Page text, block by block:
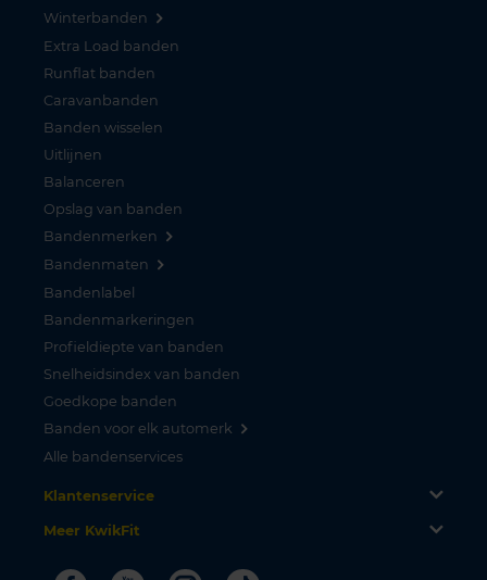
Winterbanden
Extra Load banden
Runflat banden
Caravanbanden
Banden wisselen
Uitlijnen
Balanceren
Opslag van banden
Bandenmerken
Bandenmaten
Bandenlabel
Bandenmarkeringen
Profieldiepte van banden
Snelheidsindex van banden
Goedkope banden
Banden voor elk automerk
Alle bandenservices
Klantenservice
Meer KwikFit